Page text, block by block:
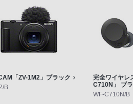
「ZV-1M2」ブラック
B
完全ワイヤレ
C710N」 ブ
WF-C710N/B